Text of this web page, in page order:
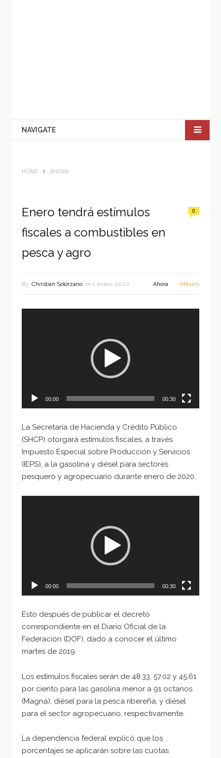
NAVIGATE
HOME AHORA
Enero tendrá estímulos
fiscales a combustibles en
pesca y agro
0
By Christian Solorzano on 1 enero, 2020 Ahora México
00:00 00:30
La Secretaría de Hacienda y Crédito Público
(SHCP) otorgará estímulos fiscales, a través
Impuesto Especial sobre Producción y Servicios
(IEPS), a la gasolina y diésel para sectores
pesquero y agropecuario durante enero de 2020.
00:00 00:30
Esto después de publicar el decreto
correspondiente en el Diario Oficial de la
Federación (DOF), dado a conocer el último
martes de 2019.
Los estímulos fiscales serán de 48.33, 57.02 y 45.61
por ciento para las gasolina menor a 91 octanos
(Magna), diésel para la pesca ribereña, y diésel
para el sector agropecuario, respectivamente.
La dependencia federal explicó que los
porcentajes se aplicarán sobre las cuotas